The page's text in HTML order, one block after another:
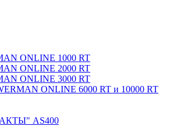
ONLINE 1000 RT
ONLINE 2000 RT
ONLINE 3000 RT
ONLINE 6000 RT и 10000 RT
AS400